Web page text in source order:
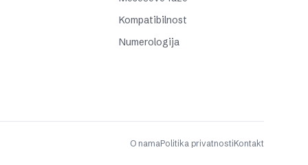
Kompatibilnost
Numerologija
O namaPolitika privatnostiKontakt